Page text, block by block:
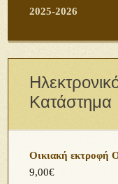
2025-2026
Κατάστημα
Οικιακή εκτροφή
9,00€